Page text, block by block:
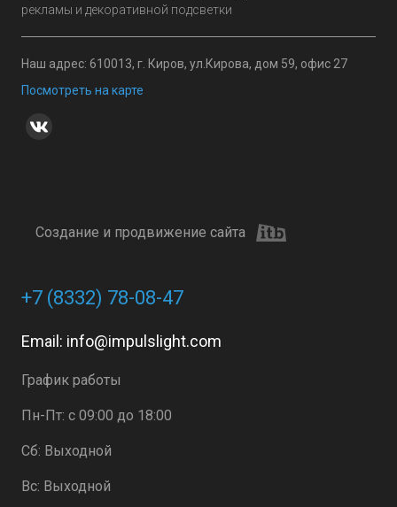
рекламы и декоративной подсветки
Наш адрес: 610013, г. Киров, ул.Кирова, дом 59, офис 27
Посмотреть на карте
Создание и продвижение сайта
+7 (8332) 78-08-47
Email: info@impulslight.com
График работы
Пн-Пт: с 09:00 до 18:00
Сб: Выходной
Вс: Выходной